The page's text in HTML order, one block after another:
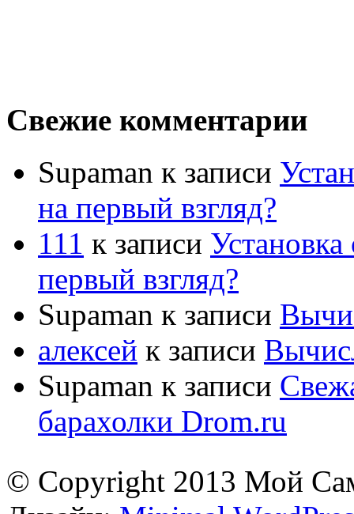
Свежие комментарии
Supaman к записи
на первый взгляд?
111 к записи Установка
первый взгляд?
Supaman к записи
алексей к записи
Supaman к записи
барахолки Drom.ru
© Copyright 2013 Мой